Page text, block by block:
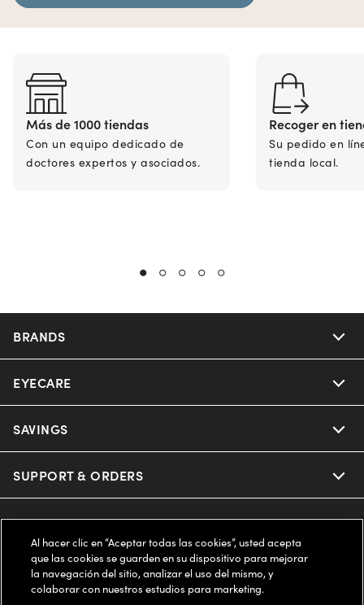
Más de 1000 tiendas
Con un equipo dedicado de
doctores expertos y asociados.
Recoger en
Su pedido en
tienda local.
BRANDS
Nuance Audio
Ray-Ban
Oakley
Oakley Meta
Miu Miu
EYECARE
Our Eyeglasses
Our Sunglasses
Our Contact Lenses
Ray-Ban | Meta
SAVINGS
Offers & Discount
Insurance
FSA & HSA
SUPPORT & ORDERS
Help Center
Online Order Status
LEGAL
Privacy Policy
COMPANY INFO
Al hacer clic en “Aceptar todas las cookies”, usted acepta
que las cookies se guarden en su dispositivo para mejorar
la navegación del sitio, analizar el uso del mismo, y
colaborar con nuestros estudios para marketing.